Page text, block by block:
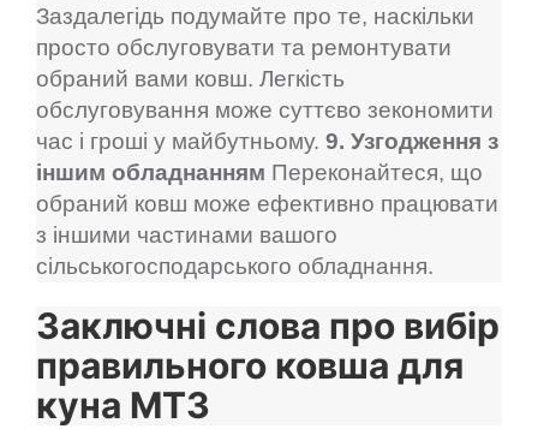
Заздалегідь подумайте про те, наскільки
просто обслуговувати та ремонтувати
обраний вами ковш. Легкість
обслуговування може суттєво зекономити
час і гроші у майбутньому. 9. Узгодження з
іншим обладнанням Переконайтеся, що
обраний ковш може ефективно працювати
з іншими частинами вашого
сільськогосподарського обладнання.
Заключні слова про вибір
правильного ковша для
куна МТЗ